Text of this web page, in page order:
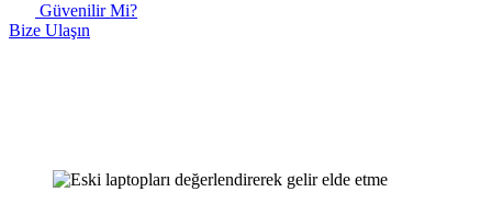
Güvenilir Mi?
Bize Ulaşın